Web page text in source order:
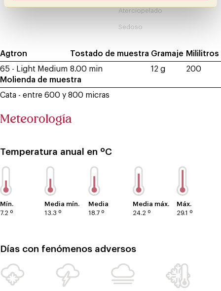
Aterciopelado
Sedoso
Agtron
65 - Light Medium
Tostado de muestra
8.00 min
Gramaje
12 g
Mililitros
200
Molienda de muestra
Cata - entre 600 y 800 micras
Meteorología
Temperatura anual en ºC
Mín.
7.2 º
Media mín.
13.3 º
Media
18.7 º
Media máx.
24.2 º
Máx.
29.1 º
Días con fenómenos adversos